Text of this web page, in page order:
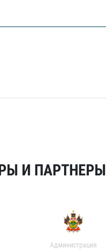
И ПАРТНЕРЫ
Администрация